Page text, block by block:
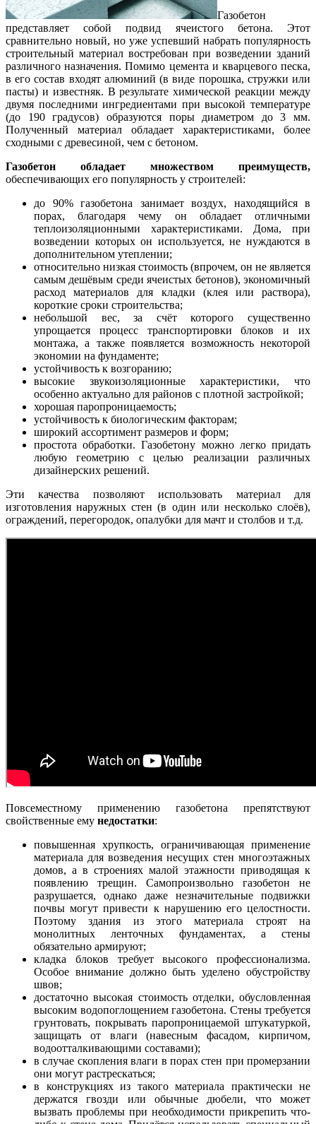
Газобетон
представляет собой подвид ячеистого бетона. Этот
сравнительно новый, но уже успевший набрать популярность
строительный материал востребован при возведении зданий
различного назначения. Помимо цемента и кварцевого песка,
в его состав входят алюминий (в виде порошка, стружки или
пасты) и известняк. В результате химической реакции между
двумя последними ингредиентами при высокой температуре
(до 190 градусов) образуются поры диаметром до 3 мм.
Полученный материал обладает характеристиками, более
сходными с древесиной, чем с бетоном.
Газобетон обладает множеством преимуществ,
обеспечивающих его популярность у строителей:
до 90% газобетона занимает воздух, находящийся в
порах, благодаря чему он обладает отличными
теплоизоляционными характеристиками. Дома, при
возведении которых он используется, не нуждаются в
дополнительном утеплении;
относительно низкая стоимость (впрочем, он не является
самым дешёвым среди ячеистых бетонов), экономичный
расход материалов для кладки (клея или раствора),
короткие сроки строительства;
небольшой вес, за счёт которого существенно
упрощается процесс транспортировки блоков и их
монтажа, а также появляется возможность некоторой
экономии на фундаменте;
устойчивость к возгоранию;
высокие звукоизоляционные характеристики, что
особенно актуально для районов с плотной застройкой;
хорошая паропроницаемость;
устойчивость к биологическим факторам;
широкий ассортимент размеров и форм;
простота обработки. Газобетону можно легко придать
любую геометрию с целью реализации различных
дизайнерских решений.
Эти качества позволяют использовать материал для
изготовления наружных стен (в один или несколько слоёв),
ограждений, перегородок, опалубки для мачт и столбов и т.д.
Повсеместному применению газобетона препятствуют
свойственные ему недостатки:
повышенная хрупкость, ограничивающая применение
материала для возведения несущих стен многоэтажных
домов, а в строениях малой этажности приводящая к
появлению трещин. Самопроизвольно газобетон не
разрушается, однако даже незначительные подвижки
почвы могут привести к нарушению его целостности.
Поэтому здания из этого материала строят на
монолитных ленточных фундаментах, а стены
обязательно армируют;
кладка блоков требует высокого профессионализма.
Особое внимание должно быть уделено обустройству
швов;
достаточно высокая стоимость отделки, обусловленная
высоким водопоглощением газобетона. Стены требуется
грунтовать, покрывать паропроницаемой штукатуркой,
защищать от влаги (навесным фасадом, кирпичом,
водоотталкивающими составами);
в случае скопления влаги в порах стен при промерзании
они могут растрескаться;
в конструкциях из такого материала практически не
держатся гвозди или обычные дюбели, что может
вызвать проблемы при необходимости прикрепить что-